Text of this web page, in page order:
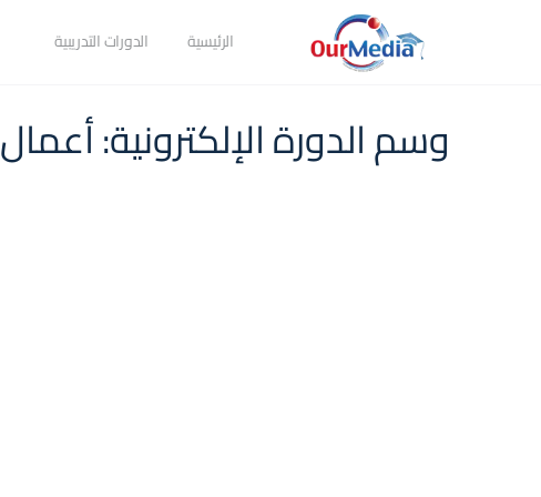
الرئيسية الدورات التدريبية
وسم الدورة الإلكترونية:أعمال